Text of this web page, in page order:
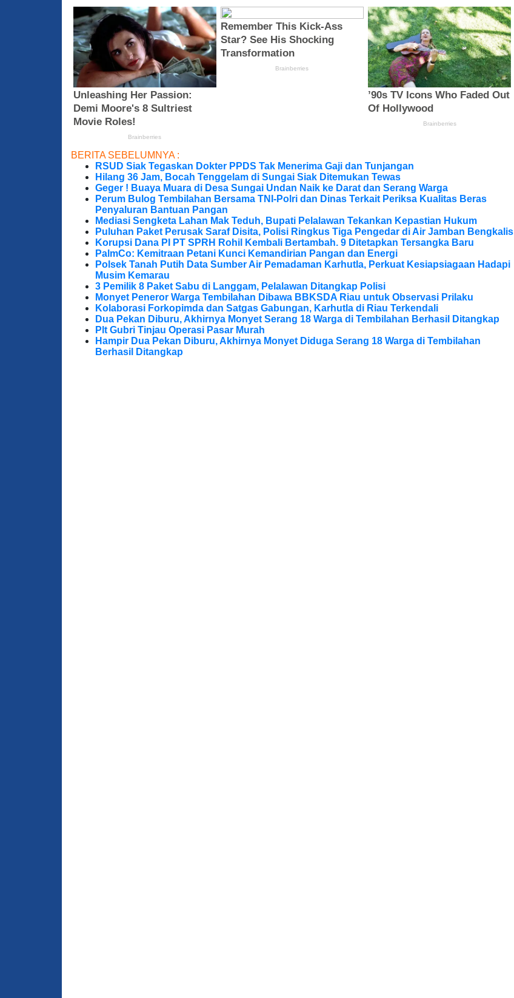
BERITA SEBELUMNYA :
RSUD Siak Tegaskan Dokter PPDS Tak Menerima Gaji dan Tunjangan
Hilang 36 Jam, Bocah Tenggelam di Sungai Siak Ditemukan Tewas
Geger ! Buaya Muara di Desa Sungai Undan Naik ke Darat dan Serang Warga
Perum Bulog Tembilahan Bersama TNI-Polri dan Dinas Terkait Periksa Kualitas Beras
Penyaluran Bantuan Pangan
Mediasi Sengketa Lahan Mak Teduh, Bupati Pelalawan Tekankan Kepastian Hukum
Puluhan Paket Perusak Saraf Disita, Polisi Ringkus Tiga Pengedar di Air Jamban Bengkalis
Korupsi Dana PI PT SPRH Rohil Kembali Bertambah. 9 Ditetapkan Tersangka Baru
PalmCo: Kemitraan Petani Kunci Kemandirian Pangan dan Energi
Polsek Tanah Putih Data Sumber Air Pemadaman Karhutla, Perkuat Kesiapsiagaan Hadapi
Musim Kemarau
3 Pemilik 8 Paket Sabu di Langgam, Pelalawan Ditangkap Polisi
Monyet Peneror Warga Tembilahan Dibawa BBKSDA Riau untuk Observasi Prilaku
Kolaborasi Forkopimda dan Satgas Gabungan, Karhutla di Riau Terkendali
Dua Pekan Diburu, Akhirnya Monyet Serang 18 Warga di Tembilahan Berhasil Ditangkap
Plt Gubri Tinjau Operasi Pasar Murah
Hampir Dua Pekan Diburu, Akhirnya Monyet Diduga Serang 18 Warga di Tembilahan
Berhasil Ditangkap